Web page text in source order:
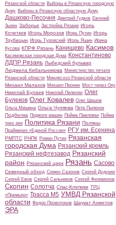
Рязанской области Выборы в Рязанскую городскую
Думу Выборы в Рязанскую областную Думу
Дашково-Песочня Дмитрий Гудков Евгений
Зызин Заборье Застройка Рязани Игорь
Кочетков Игорь Морозов Игорь Путин Игорь
Трубицын Игорь Туровский Игорь Яшин Ирина
Кусова КПРФ Рязань Канищево Касимов
Касимовская городская Дума Константиново
ЛДПР Рязань Лыбедский бульвар
Людмила Кибальникова Министерство печати
Рязанской области Минлесхоз Рязанской области
Михаил Малахов Михаил Пронин Мост через Оку
Николай Булаев Николай Пилюгин Олег
Булеков Олег Ковалев Олег Шишов
Ольга Мишина Ольга Чуляева Петр Пыленок
Подбелка Поджоги машин Пойма Павловки Пойма
трех рек Политика Рязани Поляны
Праймериз «Единой России» РГУ им. Есенина
РМПТС РНПК Роман Путин Рязанская
городская Дума Рязанский кремль
Рязанский нефтезавод Рязанский
район Рязанский цирк Рязань Сасово
Северный обход Семен Сазонов Сергей Дудукин
Сергей Ежов Сергей Сальников Сергей Филимонов
Скопин Солотча Спас-Клепики ТРЦ
«Премьер» Трасса М5 УМВД Рязанской
области Федор Провоторов Шаукат Ахметов
ЭРА